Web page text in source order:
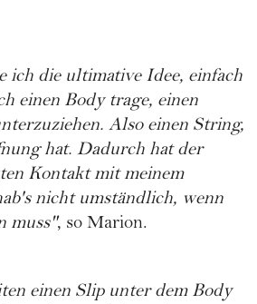
ich die ultimative Idee, einfach
einen Body trage, einen
Also einen String,
hat. Dadurch hat der
Kontakt mit meinem
nicht umständlich, wenn
muss", so Marion.
einen Slip unter dem Body